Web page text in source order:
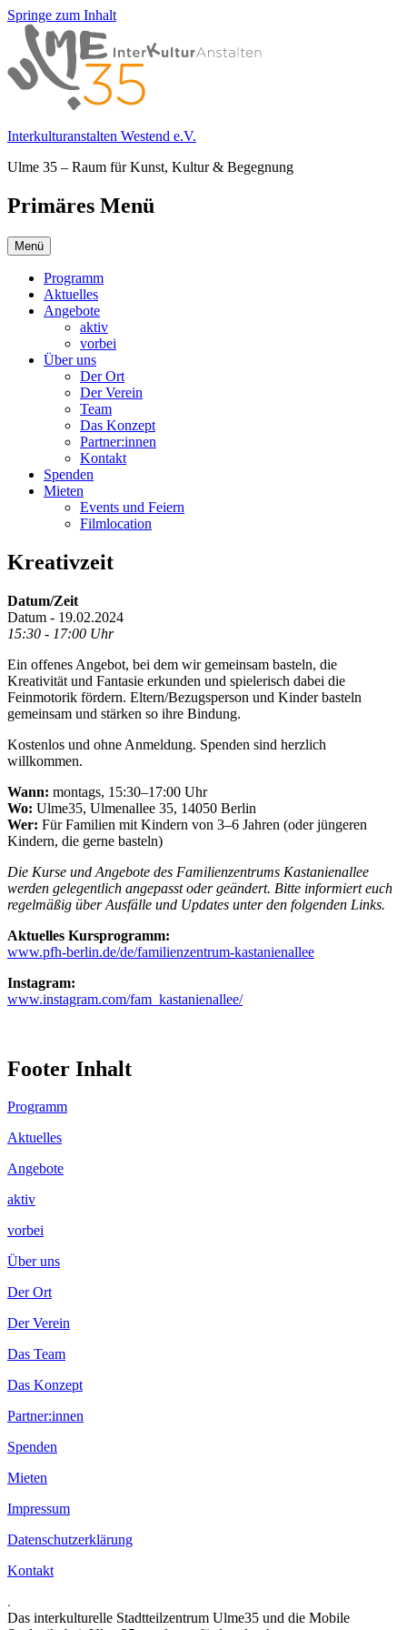
Springe zum Inhalt
Interkulturanstalten Westend e.V.
Ulme 35 – Raum für Kunst, Kultur & Begegnung
Primäres Menü
Menü
Programm
Aktuelles
Angebote
aktiv
vorbei
Über uns
Der Ort
Der Verein
Team
Das Konzept
Partner:innen
Kontakt
Spenden
Mieten
Events und Feiern
Filmlocation
Kreativzeit
Datum/Zeit
Datum - 19.02.2024
15:30 - 17:00 Uhr
Ein offenes Angebot, bei dem wir gemeinsam basteln, die
Kreativität und Fantasie erkunden und spielerisch dabei die
Feinmotorik fördern. Eltern/Bezugsperson und Kinder basteln
gemeinsam und stärken so ihre Bindung.
Kostenlos und ohne Anmeldung. Spenden sind herzlich
willkommen.
Wann: montags, 15:30–17:00 Uhr
Wo: Ulme35, Ulmenallee 35, 14050 Berlin
Wer: Für Familien mit Kindern von 3–6 Jahren (oder jüngeren
Kindern, die gerne basteln)
Die Kurse und Angebote des Familienzentrums Kastanienallee
werden gelegentlich angepasst oder geändert. Bitte informiert euch
regelmäßig über Ausfälle und Updates unter den folgenden Links.
Aktuelles Kursprogramm:
www.pfh-berlin.de/de/familienzentrum-kastanienallee
Instagram:
www.instagram.com/fam_kastanienallee/
Footer Inhalt
Programm
Aktuelles
Angebote
aktiv
vorbei
Über uns
Der Ort
Der Verein
Das Team
Das Konzept
Partner:innen
Spenden
Mieten
Impressum
Datenschutzerklärung
Kontakt
.
Das interkulturelle Stadtteilzentrum Ulme35 und die Mobile